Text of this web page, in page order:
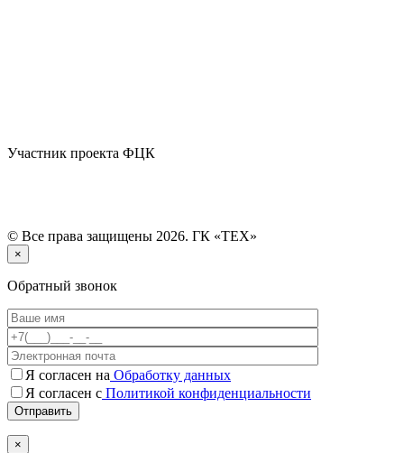
Участник проекта ФЦК
© Все права защищены 2026. ГК «ТЕХ»
×
Обратный звонок
Я согласен на Обработку данных
Я согласен с Политикой конфиденциальности
×